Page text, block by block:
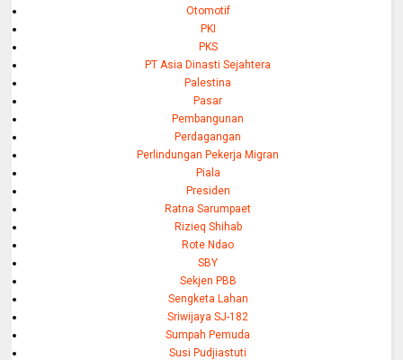
Otomotif
PKI
PKS
PT Asia Dinasti Sejahtera
Palestina
Pasar
Pembangunan
Perdagangan
Perlindungan Pekerja Migran
Piala
Presiden
Ratna Sarumpaet
Rizieq Shihab
Rote Ndao
SBY
Sekjen PBB
Sengketa Lahan
Sriwijaya SJ-182
Sumpah Pemuda
Susi Pudjiastuti